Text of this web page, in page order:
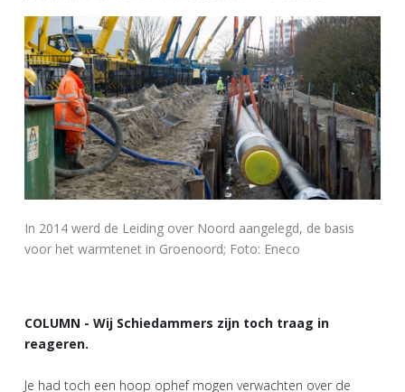
In 2014 werd de Leiding over Noord aangelegd, de basis
voor het warmtenet in Groenoord; Foto: Eneco
COLUMN - Wij Schiedammers zijn toch traag in
reageren.
Je had toch een hoop ophef mogen verwachten over de